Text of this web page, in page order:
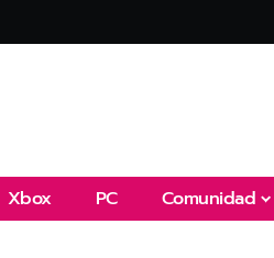
Xbox PC Comunidad